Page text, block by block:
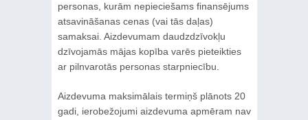
personas, kurām nepieciešams finansējums
atsavināšanas cenas (vai tās daļas)
samaksai. Aizdevumam daudzdzīvokļu
dzīvojamās mājas kopība varēs pieteikties
ar pilnvarotās personas starpniecību.
Aizdevuma maksimālais termiņš plānots 20
gadi, ierobežojumi aizdevuma apmēram nav